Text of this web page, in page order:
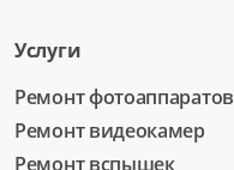
Услуги
Ремонт фотоаппаратов
Ремонт видеокамер
Ремонт вспышек